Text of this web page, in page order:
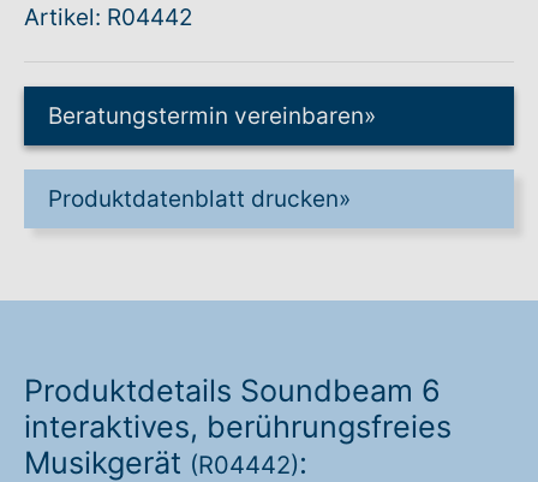
Artikel: R04442
Beratungstermin vereinbaren»
Produktdatenblatt drucken»
Produktdetails Soundbeam 6
interaktives, berührungsfreies
Musikgerät (R04442):